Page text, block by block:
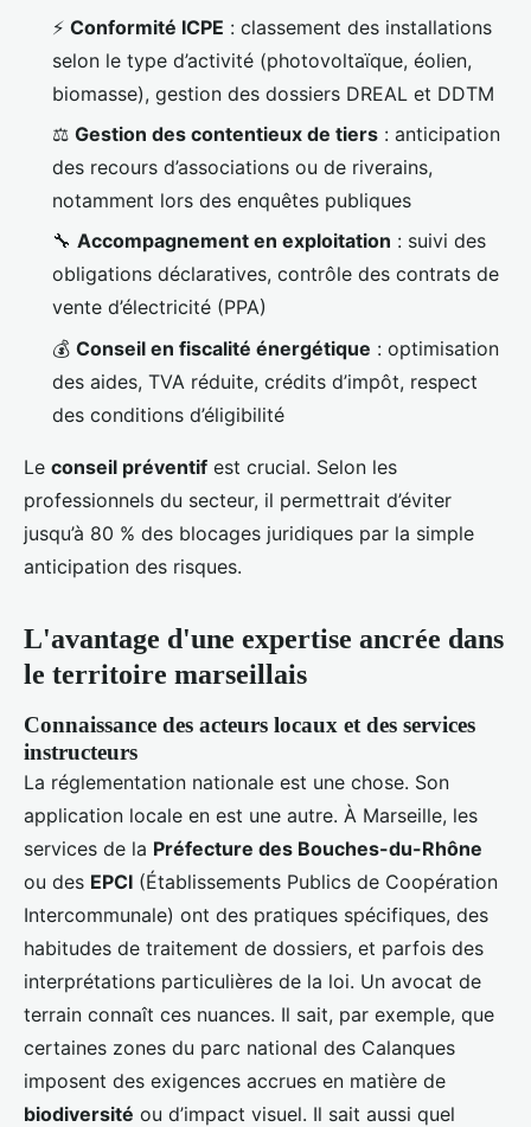
⚡ Conformité ICPE : classement des installations
selon le type d’activité (photovoltaïque, éolien,
biomasse), gestion des dossiers DREAL et DDTM
⚖️ Gestion des contentieux de tiers : anticipation
des recours d’associations ou de riverains,
notamment lors des enquêtes publiques
🔧 Accompagnement en exploitation : suivi des
obligations déclaratives, contrôle des contrats de
vente d’électricité (PPA)
💰 Conseil en fiscalité énergétique : optimisation
des aides, TVA réduite, crédits d’impôt, respect
des conditions d’éligibilité
Le conseil préventif est crucial. Selon les
professionnels du secteur, il permettrait d’éviter
jusqu’à 80 % des blocages juridiques par la simple
anticipation des risques.
L'avantage d'une expertise ancrée dans
le territoire marseillais
Connaissance des acteurs locaux et des services
instructeurs
La réglementation nationale est une chose. Son
application locale en est une autre. À Marseille, les
services de la Préfecture des Bouches-du-Rhône
ou des EPCI (Établissements Publics de Coopération
Intercommunale) ont des pratiques spécifiques, des
habitudes de traitement de dossiers, et parfois des
interprétations particulières de la loi. Un avocat de
terrain connaît ces nuances. Il sait, par exemple, que
certaines zones du parc national des Calanques
imposent des exigences accrues en matière de
biodiversité ou d’impact visuel. Il sait aussi quel